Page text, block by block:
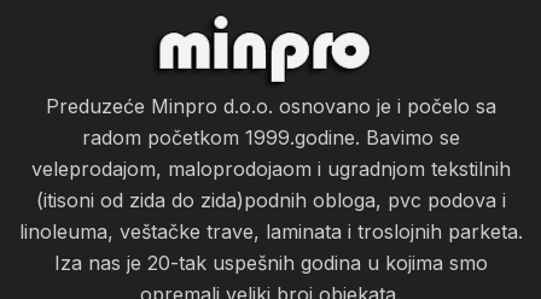
Preduzeće Minpro d.o.o. osnovano je i počelo sa
radom početkom 1999.godine. Bavimo se
veleprodajom, maloprodojaom i ugradnjom tekstilnih
(itisoni od zida do zida)podnih obloga, pvc podova i
linoleuma, veštačke trave, laminata i troslojnih parketa.
Iza nas je 20-tak uspešnih godina u kojima smo